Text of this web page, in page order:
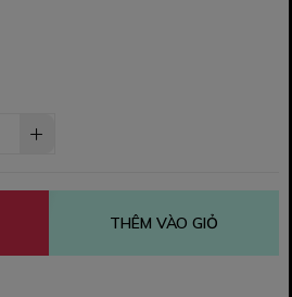
THÊM VÀO GIỎ